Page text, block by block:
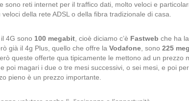
sono reti internet per il traffico dati, molto veloci e
della rete ADSL o della fibra tradizionale di casa.
4G sono 100 megabit , cioè diciamo c’è Fastweb che ha
già il 4g Plus, quello che offre la Vodafone , sono 225
queste offerte qua tipicamente le mettono ad un prezzo
poi magari i due o tre mesi successivi, o sei mesi, e poi
pieno è un prezzo importante.